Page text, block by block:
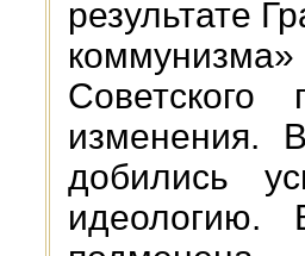
результате
Советского
изменения.
добились
идеологию.